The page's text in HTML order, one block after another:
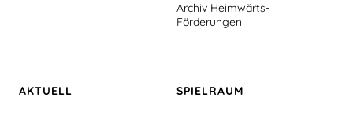
Archiv Heimwärts-
Förderungen
AKTUELL SPIELRAUM